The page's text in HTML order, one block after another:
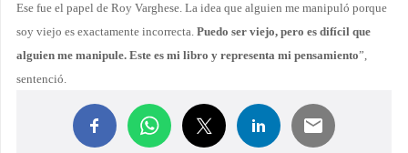
Ese fue el papel de Roy Varghese. La idea que alguien me manipuló porque
soy viejo es exactamente incorrecta. Puedo ser viejo, pero es difícil que
alguien me manipule. Este es mi libro y representa mi pensamiento”,
sentenció.